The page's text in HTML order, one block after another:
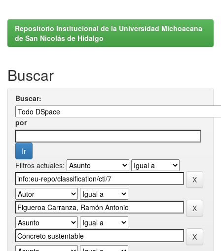
Repositorio Institucional de la Universidad Michoacana
de San Nicolás de Hidalgo
Buscar
Buscar:
por
Filtros actuales: